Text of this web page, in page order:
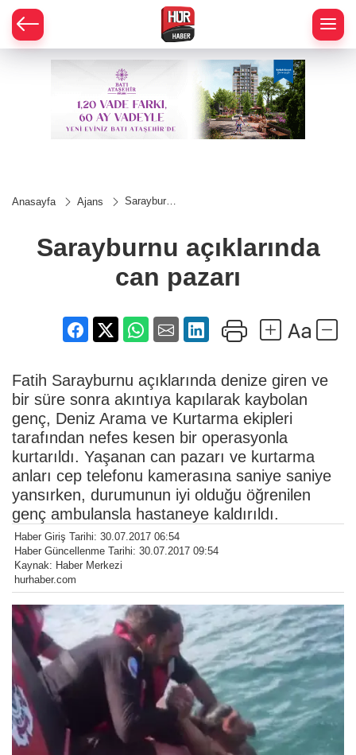
Anasayfa Ajans
Sarayburnu
Sarayburnu açıklarında
can pazarı
Fatih Sarayburnu açıklarında denize giren ve
bir süre sonra akıntıya kapılarak kaybolan
genç, Deniz Arama ve Kurtarma ekipleri
tarafından nefes kesen bir operasyonla
kurtarıldı. Yaşanan can pazarı ve kurtarma
anları cep telefonu kamerasına saniye saniye
yansırken, durumunun iyi olduğu öğrenilen
genç ambulansla hastaneye kaldırıldı.
Haber Giriş Tarihi: 30.07.2017 06:54
Haber Güncellenme Tarihi: 30.07.2017 09:54
Kaynak: Haber Merkezi
hurhaber.com